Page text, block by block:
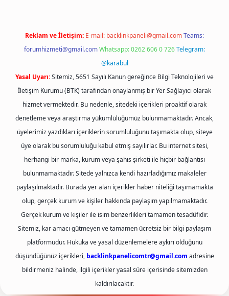
Reklam ve İletişim: E-mail: backlinkpaneli@gmail.comTeams:
forumhizmeti@gmail.comWhatsapp: 0262 606 0 726Telegram:
@karabul
Yasal Uyarı:Sitemiz, 5651 Sayılı Kanun gereğince Bilgi Teknolojileri ve
İletişim Kurumu (BTK) tarafından onaylanmış bir Yer Sağlayıcı olarak
hizmet vermektedir. Bu nedenle, sitedeki içerikleri proaktif olarak
denetleme veya araştırma yükümlülüğümüz bulunmamaktadır. Ancak,
üyelerimiz yazdıkları içeriklerin sorumluluğunu taşımakta olup, siteye
üye olarak bu sorumluluğu kabul etmiş sayılırlar. Bu internet sitesi,
herhangi bir marka, kurum veya şahıs şirketi ile hiçbir bağlantısı
bulunmamaktadır. Sitede yalnızca kendi hazırladığımız makaleler
paylaşılmaktadır. Burada yer alan içerikler haber niteliği taşımamakta
olup, gerçek kurum ve kişiler hakkında paylaşım yapılmamaktadır.
Gerçek kurum ve kişiler ile isim benzerlikleri tamamen tesadüfidir.
Sitemiz, kar amacı gütmeyen ve tamamen ücretsiz bir bilgi paylaşım
platformudur. Hukuka ve yasal düzenlemelere aykırı olduğunu
düşündüğünüz içerikleri, backlinkpanelicomtr@gmail.com adresine
bildirmeniz halinde, ilgili içerikler yasal süre içerisinde sitemizden
kaldırılacaktır.